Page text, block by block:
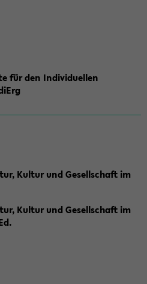
für den Individuellen
Kultur und Gesellschaft im
Kultur und Gesellschaft im